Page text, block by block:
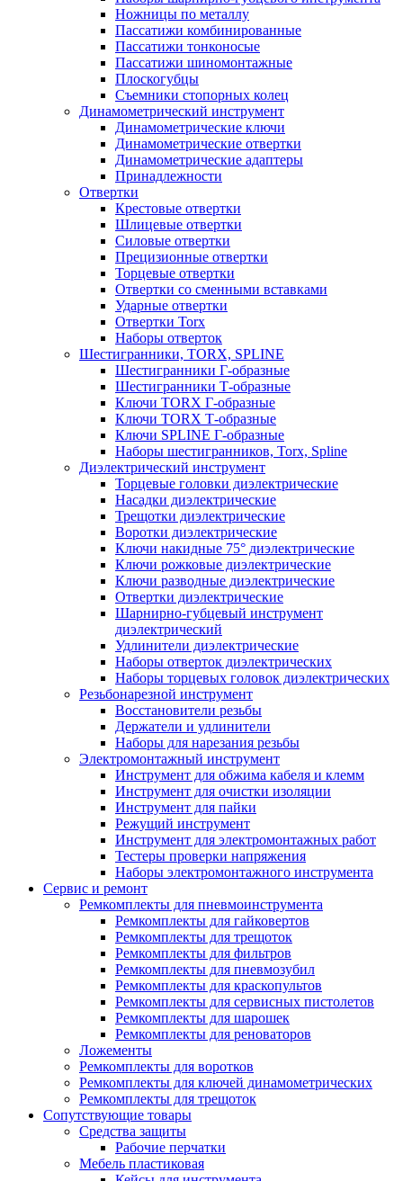
Ножницы по металлу
Пассатижи комбинированные
Пассатижи тонконосые
Пассатижи шиномонтажные
Плоскогубцы
Съемники стопорных колец
Динамометрический инструмент
Динамометрические ключи
Динамометрические отвертки
Динамометрические адаптеры
Принадлежности
Отвертки
Крестовые отвертки
Шлицевые отвертки
Силовые отвертки
Прецизионные отвертки
Торцевые отвертки
Отвертки со сменными вставками
Ударные отвертки
Отвертки Torx
Наборы отверток
Шестигранники, TORX, SPLINE
Шестигранники Г-образные
Шестигранники Т-образные
Ключи TORX Г-образные
Ключи TORX Т-образные
Ключи SPLINE Г-образные
Наборы шестигранников, Torx, Spline
Диэлектрический инструмент
Торцевые головки диэлектрические
Насадки диэлектрические
Трещотки диэлектрические
Воротки диэлектрические
Ключи накидные 75° диэлектрические
Ключи рожковые диэлектрические
Ключи разводные диэлектрические
Отвертки диэлектрические
Шарнирно-губцевый инструмент
диэлектрический
Удлинители диэлектрические
Наборы отверток диэлектрических
Наборы торцевых головок диэлектрических
Резьбонарезной инструмент
Восстановители резьбы
Держатели и удлинители
Наборы для нарезания резьбы
Электромонтажный инструмент
Инструмент для обжима кабеля и клемм
Инструмент для очистки изоляции
Инструмент для пайки
Режущий инструмент
Инструмент для электромонтажных работ
Тестеры проверки напряжения
Наборы электромонтажного инструмента
Сервис и ремонт
Ремкомплекты для пневмоинструмента
Ремкомплекты для гайковертов
Ремкомплекты для трещоток
Ремкомплекты для фильтров
Ремкомплекты для пневмозубил
Ремкомплекты для краскопультов
Ремкомплекты для сервисных пистолетов
Ремкомплекты для шарошек
Ремкомплекты для реноваторов
Ложементы
Ремкомплекты для воротков
Ремкомплекты для ключей динамометрических
Ремкомплекты для трещоток
Сопутствующие товары
Средства защиты
Рабочие перчатки
Мебель пластиковая